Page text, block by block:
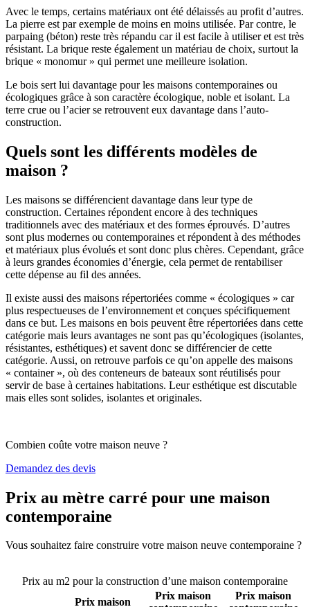
Avec le temps, certains matériaux ont été délaissés au profit d’autres.
La pierre est par exemple de moins en moins utilisée. Par contre, le
parpaing (béton) reste très répandu car il est facile à utiliser et est très
résistant. La brique reste également un matériau de choix, surtout la
brique « monomur » qui permet une meilleure isolation.
Le bois sert lui davantage pour les maisons contemporaines ou
écologiques grâce à son caractère écologique, noble et isolant. La
terre crue ou l’acier se retrouvent eux davantage dans l’auto-
construction.
Quels sont les différents modèles de
maison ?
Les maisons se différencient davantage dans leur type de
construction. Certaines répondent encore à des techniques
traditionnels avec des matériaux et des formes éprouvés. D’autres
sont plus modernes ou contemporaines et répondent à des méthodes
et matériaux plus évolués et sont donc plus chères. Cependant, grâce
à leurs grandes économies d’énergie, cela permet de rentabiliser
cette dépense au fil des années.
Il existe aussi des maisons répertoriées comme « écologiques » car
plus respectueuses de l’environnement et conçues spécifiquement
dans ce but. Les maisons en bois peuvent être répertoriées dans cette
catégorie mais leurs avantages ne sont pas qu’écologiques (isolantes,
résistantes, esthétiques) et savent donc se différencier de cette
catégorie. Aussi, on retrouve parfois ce qu’on appelle des maisons
« container », où des conteneurs de bateaux sont réutilisés pour
servir de base à certaines habitations. Leur esthétique est discutable
mais elles sont solides, isolantes et originales.
Combien coûte votre maison neuve ?
Demandez des devis
Prix au mètre carré pour une maison
contemporaine
Vous souhaitez faire construire votre maison neuve contemporaine ?
Prix au m2 pour la construction d’une maison contemporaine
Prix maison
Prix maison
Prix maison